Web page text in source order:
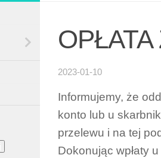
2023-01-10
Informujemy, że
konto lub u
przelewu i na tej
Dokonując wpłaty